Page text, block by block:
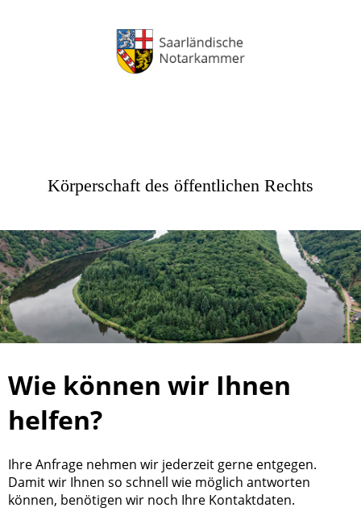
Körperschaft des öffentlichen Rechts
Wie können wir Ihnen
helfen?
Ihre Anfrage nehmen wir jederzeit gerne entgegen.
Damit wir Ihnen so schnell wie möglich antworten
können, benötigen wir noch Ihre Kontaktdaten.